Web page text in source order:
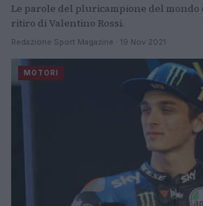
Le parole del pluricampione del mondo
ritiro di Valentino Rossi.
Redazione Sport Magazine · 19 Nov 2021
MOTORI